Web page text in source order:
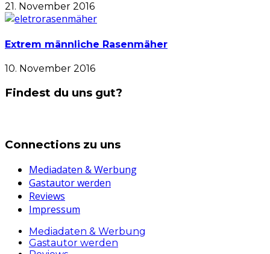
21. November 2016
Extrem männliche Rasenmäher
10. November 2016
Findest du uns gut?
Connections zu uns
Mediadaten & Werbung
Gastautor werden
Reviews
Impressum
Mediadaten & Werbung
Gastautor werden